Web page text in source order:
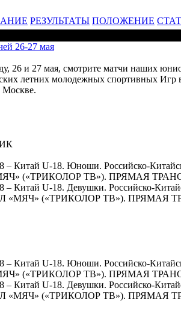
РЕЗУЛЬТАТЫ ПОЛОЖЕНИЕ
26-27 мая
26 и 27 мая, смотрите матчи наших
летних молодежных спортивных
Москве.
– Китай U-18. Юноши. Российско-
(«ТРИКОЛОР ТВ»). ПРЯМАЯ
– Китай U-18. Девушки. Российско-
«МЯЧ» («ТРИКОЛОР ТВ»). ПРЯМАЯ
– Китай U-18. Юноши. Российско-
(«ТРИКОЛОР ТВ»). ПРЯМАЯ
– Китай U-18. Девушки. Российско-
«МЯЧ» («ТРИКОЛОР ТВ»). ПРЯМАЯ